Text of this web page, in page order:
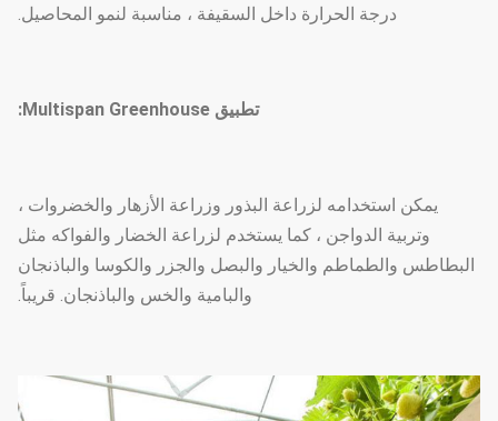
درجة الحرارة داخل السقيفة ، مناسبة لنمو المحاصيل.
تطبيق Multispan Greenhouse:
يمكن استخدامه لزراعة البذور وزراعة الأزهار والخضروات ،
وتربية الدواجن ، كما يستخدم لزراعة الخضار والفواكه مثل
البطاطس والطماطم والخيار والبصل والجزر والكوسا والباذنجان
والبامية والخس والباذنجان. قريباً.